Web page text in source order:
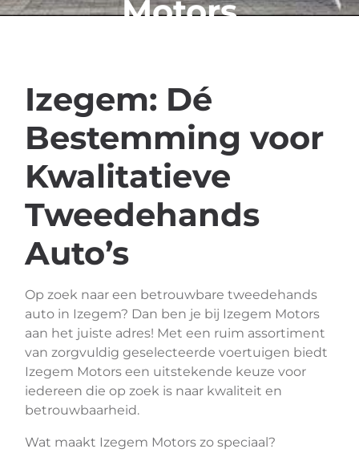
Motors
Izegem: Dé
Bestemming voor
Kwalitatieve
Tweedehands
Auto’s
Op zoek naar een betrouwbare tweedehands
auto in Izegem? Dan ben je bij Izegem Motors
aan het juiste adres! Met een ruim assortiment
van zorgvuldig geselecteerde voertuigen biedt
Izegem Motors een uitstekende keuze voor
iedereen die op zoek is naar kwaliteit en
betrouwbaarheid.
Wat maakt Izegem Motors zo speciaal?